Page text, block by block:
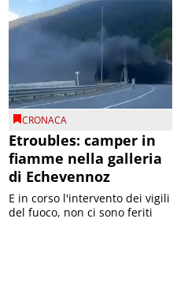
CRONACA
Etroubles: camper in
fiamme nella galleria
di Echevennoz
E in corso l'intervento dei vigili
del fuoco, non ci sono feriti